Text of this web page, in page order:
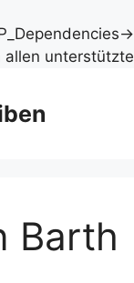
Barth